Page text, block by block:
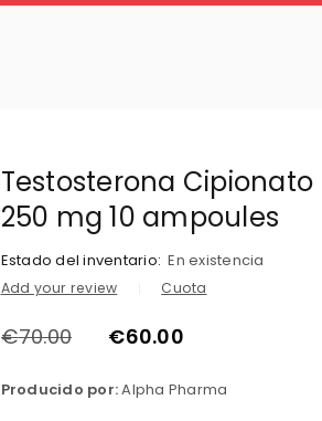
Testosterona Cipionato
250 mg 10 ampoules
Estado del inventario: En existencia
Add your review Cuota
€70.00 €60.00
Producido por:Alpha Pharma